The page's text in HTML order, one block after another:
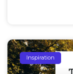
Inspiration